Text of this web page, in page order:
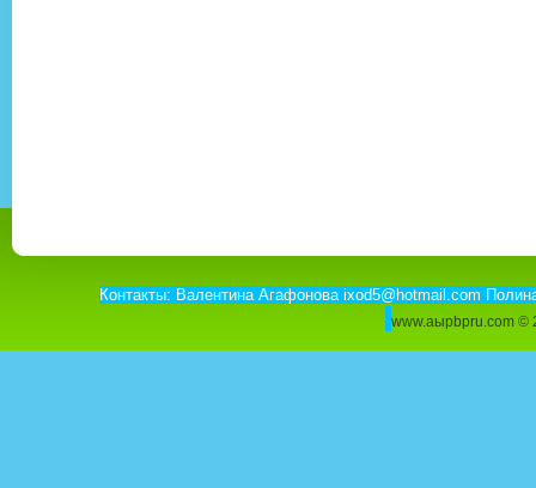
Контакты: Валентина Агафонова ixod5@hotmail.com
www.aыpbpru.com ©